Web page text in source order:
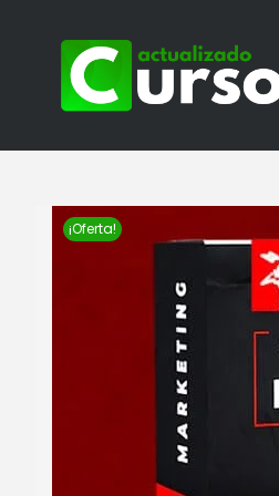
¡Oferta!